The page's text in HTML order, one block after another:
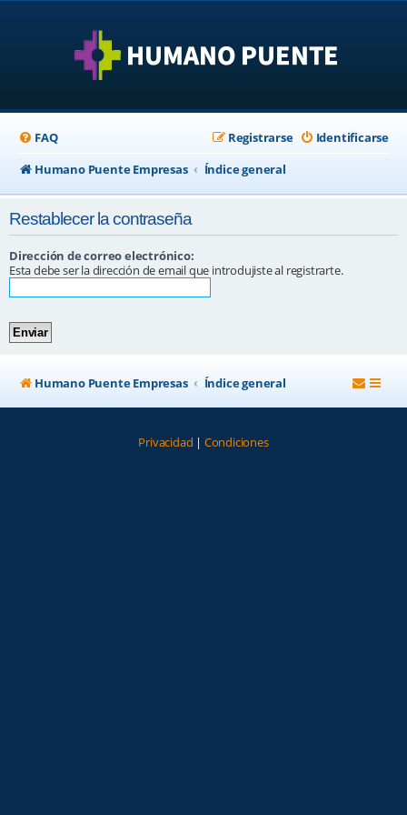
FAQ Identificarse
Registrarse
Humano Puente Empresas
Índice general
Restablecer la contraseña
Dirección de correo electrónico:
Esta debe ser la dirección de email que introdujiste al registrarte.
Humano Puente Empresas Índice general
Privacidad | Condiciones